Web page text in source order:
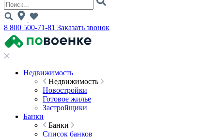
8 800 500-71-81 Заказать звонок
Недвижимость
Недвижимость
Новостройки
Готовое жилье
Застройщики
Банки
Банки
Список банков